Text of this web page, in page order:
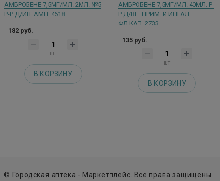
АМБРОБЕНЕ 7,5МГ/МЛ. 2МЛ. №5
Р-Р Д/ИН. АМП. 4618
182 руб.
шт
В КОРЗИНУ
АМБРОБЕНЕ 7,5МГ/МЛ. 40МЛ. Р-
Р Д/ВН. ПРИМ. И ИНГАЛ.
ФЛ.КАП. 2733
135 руб.
шт
В КОРЗИНУ
© Городская аптека - Маркетплейс. Все права защищены